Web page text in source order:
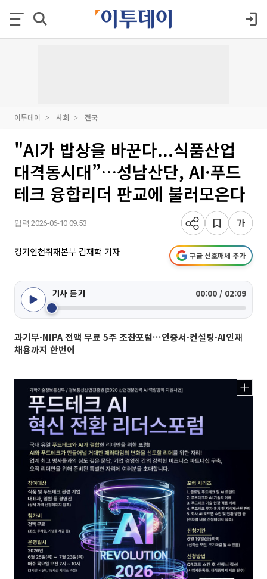
이투데이 사회 전국
"AI가 밥상을 바꾼다...식품산업
대격동시대”…성남산단, AI·푸드
테크 융합리더 판교에 불러모은다
입력 2026-06-10 09:53
경기인천취재본부 김재학 기자 구글 선호매체 추가
기사 듣기 00:00 / 02:09
과기부·NIPA 전액 무료 5주 조찬포럼…인증서·컨설팅·AI인재
채용까지 한번에